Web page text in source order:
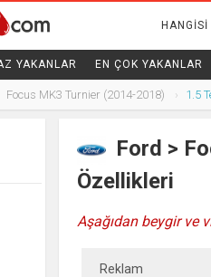
HANGISI
YAKANLAR EN ÇOK YAKANLAR
Focus MK3 Turnier (2014-2018) 1.5
Ford >
Özellikleri
Aşağıdan beygir ve
Reklam